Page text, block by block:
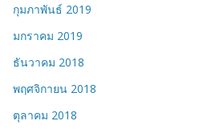
กุมภาพันธ์ 2019
มกราคม 2019
ธันวาคม 2018
พฤศจิกายน 2018
ตุลาคม 2018